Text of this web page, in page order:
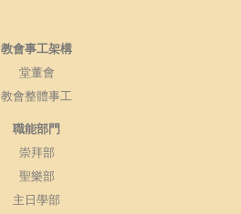
教會事工架構
堂董會
教會整體事工
職能部門
崇拜部
聖樂部
主日學部